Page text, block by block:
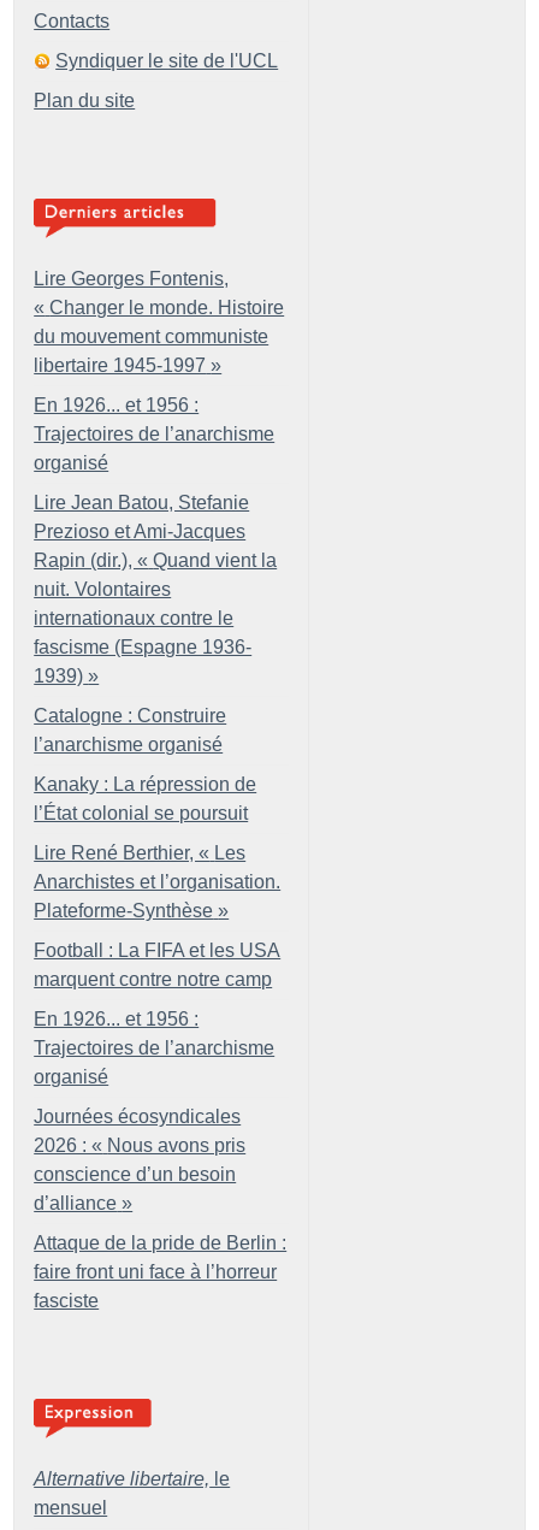
Contacts
Syndiquer le site de l'UCL
Plan du site
Lire Georges Fontenis,
« Changer le monde. Histoire
du mouvement communiste
libertaire 1945-1997 »
En 1926... et 1956 :
Trajectoires de l’anarchisme
organisé
Lire Jean Batou, Stefanie
Prezioso et Ami-Jacques
Rapin (dir.), « Quand vient la
nuit. Volontaires
internationaux contre le
fascisme (Espagne 1936-
1939) »
Catalogne : Construire
l’anarchisme organisé
Kanaky : La répression de
l’État colonial se poursuit
Lire René Berthier, « Les
Anarchistes et l’organisation.
Plateforme-Synthèse »
Football : La FIFA et les USA
marquent contre notre camp
En 1926... et 1956 :
Trajectoires de l’anarchisme
organisé
Journées écosyndicales
2026 : « Nous avons pris
conscience d’un besoin
d’alliance »
Attaque de la pride de Berlin :
faire front uni face à l’horreur
fasciste
Alternative libertaire, le
mensuel